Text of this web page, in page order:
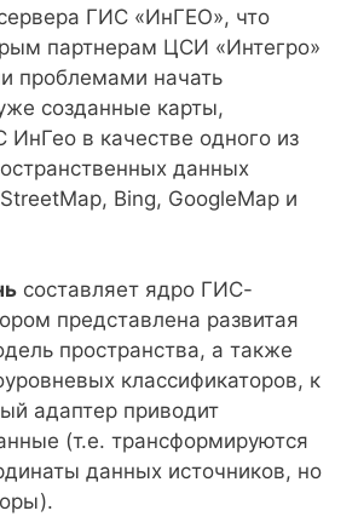
ГИС «ИнГЕО», что
партнерам ЦСИ «Интегро»
проблемами начать
созданные карты,
в качестве одного из
данных
Bing, GoogleMap и
составляет ядро ГИС-
представлена развитая
пространства, а также
классификаторов, к
адаптер приводит
(т.е. трансформируются
данных источников, но